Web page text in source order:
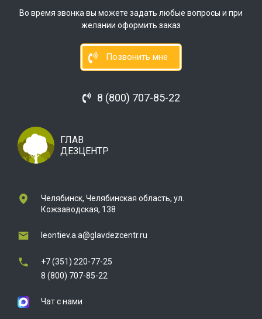
Во время звонка вы можете задать любые вопросы и при
желании оформить заказ
Позвонить мне
8 (800) 707-85-22
ГЛАВ
ДЕЗЦЕНТР
Челябинск, Челябинская область, ул.
Кожзаводская, 138
leontiev.a.a@glavdezcentr.ru
+7 (351) 220-77-25
8 (800) 707-85-22
Чат с нами